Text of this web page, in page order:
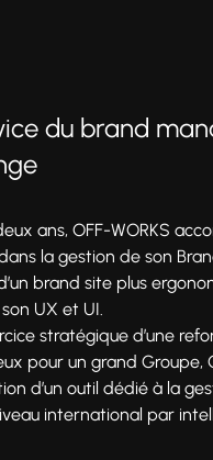
du brand
ans, OFF-WORKS
la gestion de son
brand site plus
UX et UI.
stratégique d’une
pour un grand Groupe,
d’un outil dédié à la
international par